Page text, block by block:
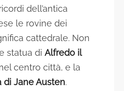
dell’antica
le rovine dei
cattedrale. Non
statua di Alfredo il
centro città, e la
di Jane Austen.